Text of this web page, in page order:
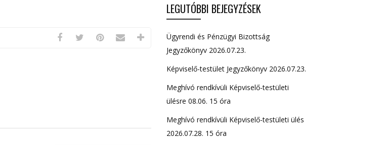
LEGUTÓBBI BEJEGYZÉSEK
Ügyrendi és Pénzügyi Bizottság
Jegyzőkönyv 2026.07.23.
Képviselő-testület Jegyzőkönyv 2026.07.23.
Meghívó rendkívüli Képviselő-testületi
ülésre 08.06. 15 óra
Meghívó rendkívüli Képviselő-testületi ülés
2026.07.28. 15 óra